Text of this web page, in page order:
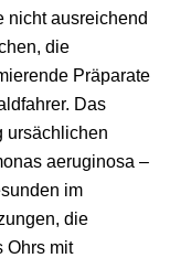
nicht ausreichend
die
Präparate
Das
ursächlichen
aeruginosa –
im
die
Ohrs mit